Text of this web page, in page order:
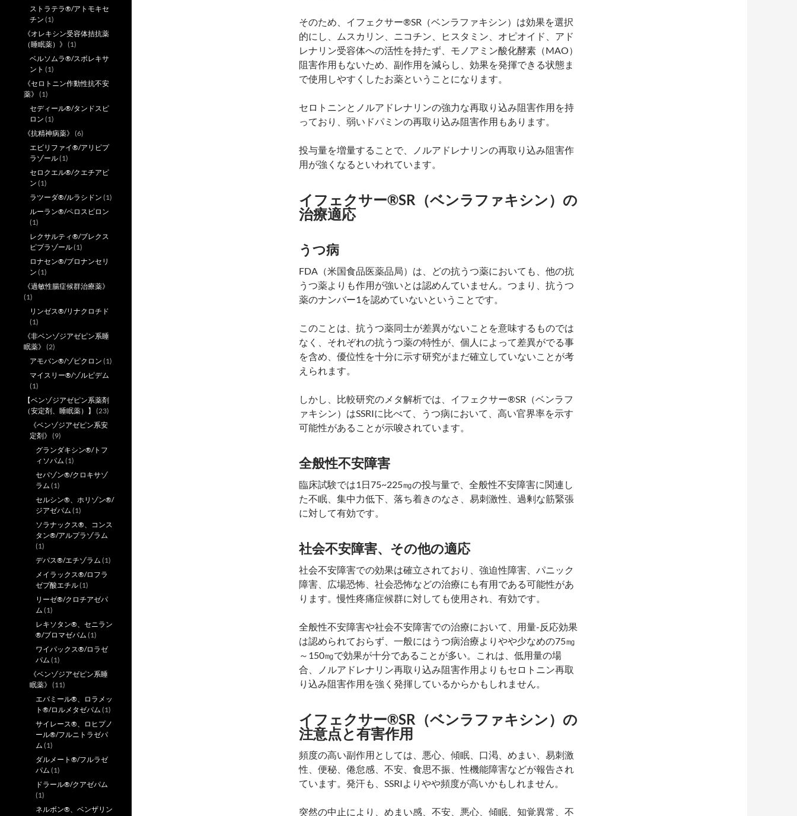
そのため、イフェクサー®SR（ベンラファキシン）は効果を選択
的にし、ムスカリン、ニコチン、ヒスタミン、オピオイド、アド
レナリン受容体への活性を持たず、モノアミン酸化酵素（MAO）
阻害作用もないため、副作用を減らし、効果を発揮できる状態ま
で使用しやすくしたお薬ということになります。
セロトニンとノルアドレナリンの強力な再取り込み阻害作用を持
っており、弱いドパミンの再取り込み阻害作用もあります。
投与量を増量することで、ノルアドレナリンの再取り込み阻害作
用が強くなるといわれています。
イフェクサー®SR（ベンラファキシン）の
治療適応
うつ病
FDA（米国食品医薬品局）は、どの抗うつ薬においても、他の抗
うつ薬よりも作用が強いとは認めんていません。つまり、抗うつ
薬のナンバー1を認めていないということです。
このことは、抗うつ薬同士が差異がないことを意味するものでは
なく、それぞれの抗うつ薬の特性が、個人によって差異がでる事
を含め、優位性を十分に示す研究がまだ確立していないことが考
えられます。
しかし、比較研究のメタ解析では、イフェクサー®SR（ベンラフ
ァキシン）はSSRIに比べて、うつ病において、高い官界率を示す
可能性があることが示唆されています。
全般性不安障害
臨床試験では1日75~225㎎の投与量で、全般性不安障害に関連し
た不眠、集中力低下、落ち着きのなさ、易刺激性、過剰な筋緊張
に対して有効です。
社会不安障害、その他の適応
社会不安障害での効果は確立されており、強迫性障害、パニック
障害、広場恐怖、社会恐怖などの治療にも有用である可能性があ
ります。慢性疼痛症候群に対しても使用され、有効です。
全般性不安障害や社会不安障害での治療において、用量-反応効果
は認められておらず、一般にはうつ病治療よりやや少なめの75㎎
～150㎎で効果が十分であることが多い。これは、低用量の場
合、ノルアドレナリン再取り込み阻害作用よりもセロトニン再取
り込み阻害作用を強く発揮しているからかもしれません。
イフェクサー®SR（ベンラファキシン）の
注意点と有害作用
頻度の高い副作用としては、悪心、傾眠、口渇、めまい、易刺激
性、便秘、倦怠感、不安、食思不振、性機能障害などが報告され
ています。発汗も、SSRIよりやや頻度が高いかもしれません。
突然の中止により、めまい感、不安、悪心、傾眠、知覚異常、不
ストラテラ®/アトモキセ
チン (1)
《オレキシン受容体拮抗薬
（睡眠薬）》 (1)
ベルソムラ®/スボレキサ
ント (1)
《セロトニン作動性抗不安
薬》 (1)
セディール®/タンドスピ
ロン (1)
《抗精神病薬》 (6)
エビリファイ®/アリピプ
ラゾール(1)
セロクエル®/クエチアピ
ン (1)
ラツーダ®/ルラシドン (1)
ルーラン®/ペロスピロン
(1)
レクサルティ®/ブレクス
ピプラゾール(1)
ロナセン®/ブロナンセリ
ン (1)
《過敏性腸症候群治療薬》
(1)
リンゼス®/リナクロチド
(1)
《非ベンゾジアゼピン系睡
眠薬》 (2)
アモバン®/ゾピクロン (1)
マイスリー®/ゾルピデム
(1)
【ベンゾジアゼピン系薬剤
（安定剤、睡眠薬）】
(23)
《ベンゾジアゼピン系安
定剤》 (9)
グランダキシン®/トフ
ィソパム (1)
セパゾン®/クロキサゾ
ラム (1)
セルシン®、ホリゾン®/
ジアゼパム (1)
ソラナックス®、コンス
タン®/アルプラゾラム
(1)
デパス®/エチゾラム (1)
メイラックス®/ロフラ
ゼプ酸エチル(1)
リーゼ®/クロチアゼパ
ム (1)
レキソタン®、セニラン
®/ブロマゼパム (1)
ワイパックス®/ロラゼ
パム (1)
《ベンゾジアゼピン系睡
眠薬》 (11)
エバミール®、ロラメッ
ト®/ロルメタゼパム (1)
サイレース®、ロヒプノ
ール®/フルニトラゼパ
ム (1)
ダルメート®/フルラゼ
パム (1)
ドラール®/クアゼパム
(1)
ネルボン®、ベンザリン